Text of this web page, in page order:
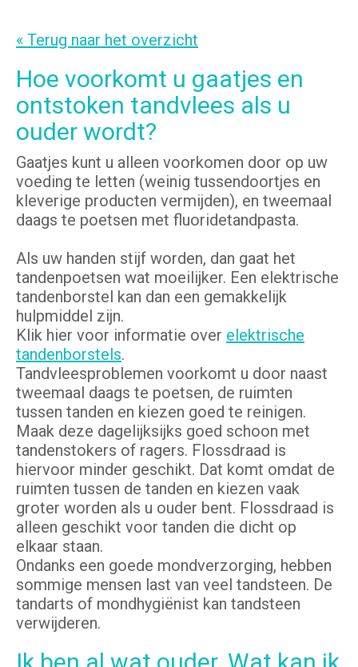
« Terug naar het overzicht
Hoe voorkomt u gaatjes en
ontstoken tandvlees als u
ouder wordt?
Gaatjes kunt u alleen voorkomen door op uw
voeding te letten (weinig tussendoortjes en
kleverige producten vermijden), en tweemaal
daags te poetsen met fluoridetandpasta.
Als uw handen stijf worden, dan gaat het
tandenpoetsen wat moeilijker. Een elektrische
tandenborstel kan dan een gemakkelijk
hulpmiddel zijn.
Klik hier voor informatie over elektrische
tandenborstels.
Tandvleesproblemen voorkomt u door naast
tweemaal daags te poetsen, de ruimten
tussen tanden en kiezen goed te reinigen.
Maak deze dagelijksijks goed schoon met
tandenstokers of ragers. Flossdraad is
hiervoor minder geschikt. Dat komt omdat de
ruimten tussen de tanden en kiezen vaak
groter worden als u ouder bent. Flossdraad is
alleen geschikt voor tanden die dicht op
elkaar staan.
Ondanks een goede mondverzorging, hebben
sommige mensen last van veel tandsteen. De
tandarts of mondhygiënist kan tandsteen
verwijderen.